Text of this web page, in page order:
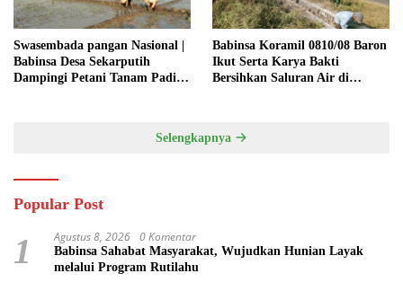
Swasembada pangan Nasional |
Babinsa Desa Sekarputih
Dampingi Petani Tanam Padi,
Babinsa Koramil 0810/08 Baron
Ikut Serta Karya Bakti
Bersihkan Saluran Air di
Selengkapnya
Popular Post
1 Agustus 8, 2026 0 Komentar
Babinsa Sahabat Masyarakat, Wujudkan Hunian Layak
melalui Program Rutilahu